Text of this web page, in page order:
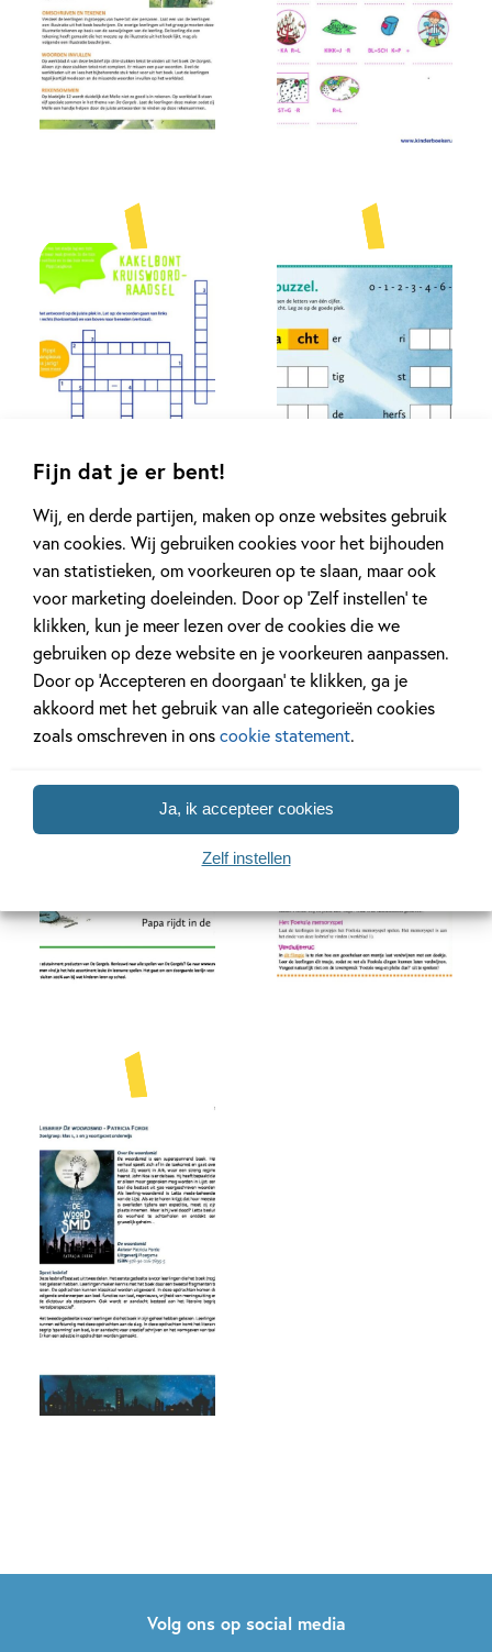
Fijn dat je er bent!
Wij, en derde partijen, maken op onze websites gebruik
van cookies. Wij gebruiken cookies voor het bijhouden
van statistieken, om voorkeuren op te slaan, maar ook
voor marketing doeleinden. Door op ‘Zelf instellen’ te
klikken, kun je meer lezen over de cookies die we
gebruiken op deze website en je voorkeuren aanpassen.
Door op ‘Accepteren en doorgaan’ te klikken, ga je
akkoord met het gebruik van alle categorieën cookies
zoals omschreven in onscookie statement.
Ja, ik accepteer cookies
Zelf instellen
Volg ons op social media